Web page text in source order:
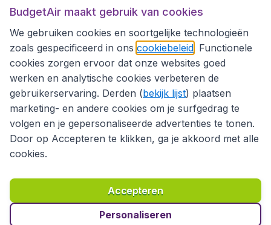
Internationale sites
Privacybeleid
Copyright © 2026
BudgetAir maakt gebruik van cookies
We gebruiken cookies en soortgelijke technologieën
zoals gespecificeerd in ons cookiebeleid . Functionele
cookies zorgen ervoor dat onze websites goed
werken en analytische cookies verbeteren de
gebruikerservaring. Derden (bekijk lijst) plaatsen
marketing- en andere cookies om je surfgedrag te
volgen en je gepersonaliseerde advertenties te tonen.
Door op Accepteren te klikken, ga je akkoord met alle
cookies.
Accepteren
Personaliseren